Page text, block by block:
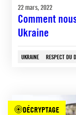
22 mars, 2022
Comment
Ukraine
UKRAINE RESPECT DU
DÉCRYPTAGE